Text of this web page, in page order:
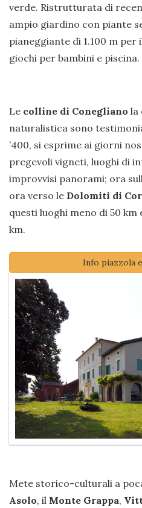
verde. Ristrutturata di
ampio giardino con piante
pianeggiante di 1.100 m
giochi per bambini e piscina.
Le colline di Conegliano la
naturalistica sono
’400, si esprime ai giorni
pregevoli vigneti, luoghi di
improvvisi panorami; ora
ora verso le Dolomiti di
questi luoghi meno di 50 km
km.
Info piazzola
Mete storico-culturali a
Asolo, il Monte Grappa,